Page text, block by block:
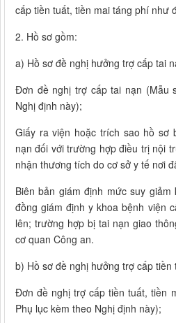
cấp tiền tuất, tiền mai táng phí như
2. Hồ sơ gồm:
a) Hồ sơ đề nghị hưởng trợ cấp tai
Đơn đề nghị trợ cấp tai nạn (Mẫu
Nghị định này);
Giấy ra viện hoặc trích sao hồ sơ
nạn đối với trường hợp điều trị nội
nhận thương tích do cơ sở y tế nơi
Biên bản giám định mức suy
đồng giám định y khoa bệnh viện
lên; trường hợp bị tai nạn giao
cơ quan Công an.
b) Hồ sơ đề nghị hưởng trợ cấp
Đơn đề nghị trợ cấp tiền tuất, tiền
Phụ lục kèm theo Nghị định này);